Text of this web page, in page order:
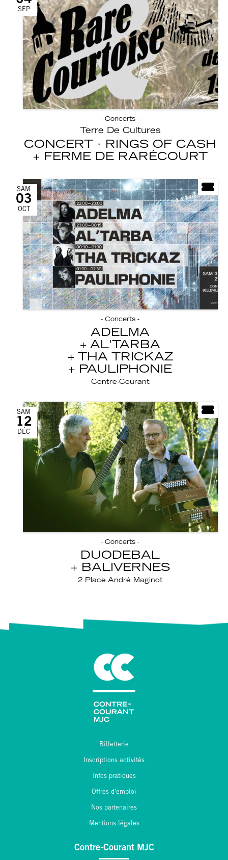
- Concerts -
Terre De Cultures
CONCERT · RINGS OF CASH
FERME DE RARÉCOURT
SEP
- Concerts -
ADELMA
AL'TARBA
THA TRICKAZ
PAULIPHONIE
Contre-Courant
SAM
03
OCT
- Concerts -
DUODEBAL
BALIVERNES
2 Place André Maginot
SAM
12
DÉC
Contre-Courant MJC
Billetterie
Inscriptions activités
Infos pratiques
Offres d'emploi
Nos partenaires
Mentions légales